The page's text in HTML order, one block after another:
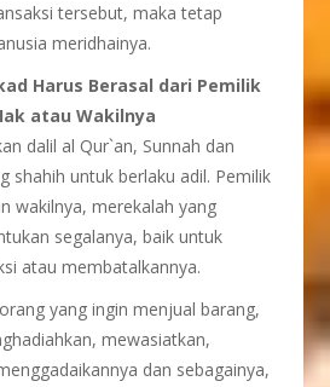
tersebut, maka tetap
meridhainya.
Harus Berasal dari Pemilik
atau Wakilnya
dalil al Qur`an, Sunnah dan
shahih untuk berlaku adil. Pemilik
wakilnya, merekalah yang
segalanya, baik untuk
atau membatalkannya.
yang ingin menjual barang,
mewasiatkan,
dan sebagainya,